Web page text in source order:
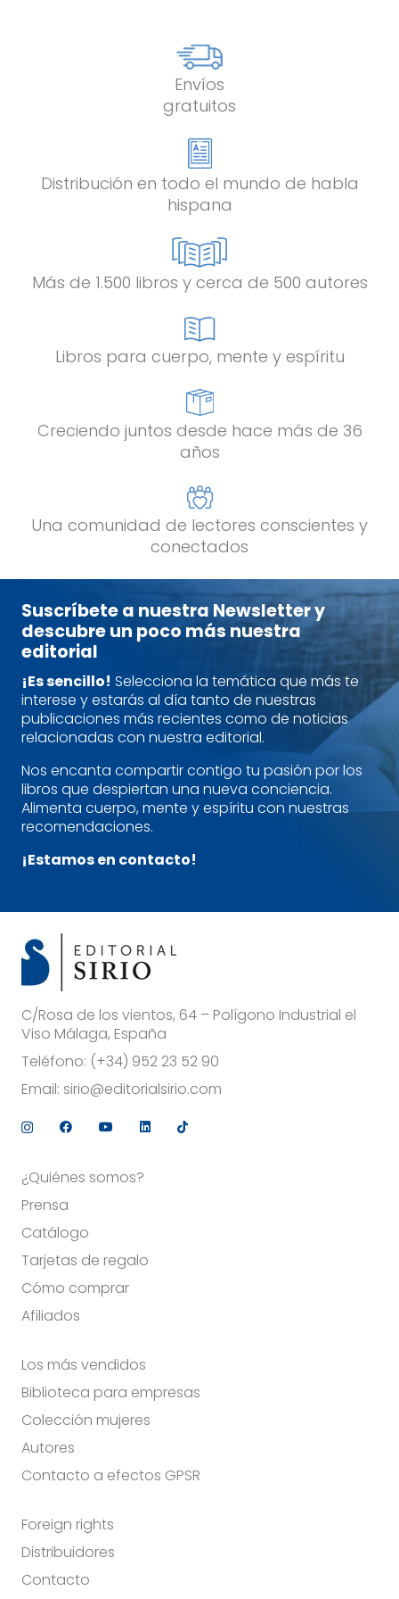
Envíos
gratuitos
Distribución en todo el mundo de habla
hispana
Más de 1.500 libros y cerca de 500 autores
Libros para cuerpo, mente y espíritu
Creciendo juntos desde hace más de 36
años
Una comunidad de lectores conscientes y
conectados
Suscríbete a nuestra Newsletter y
descubre un poco más nuestra
editorial
¡Es sencillo! Selecciona la temática que más te
interese y estarás al día tanto de nuestras
publicaciones más recientes como de noticias
relacionadas con nuestra editorial.
Nos encanta compartir contigo tu pasión por los
libros que despiertan una nueva conciencia.
Alimenta cuerpo, mente y espíritu con nuestras
recomendaciones.
¡Estamos en contacto!
C/Rosa de los vientos, 64 – Polígono Industrial el
Viso Málaga, España
Teléfono: (+34) 952 23 52 90
Email: sirio@editorialsirio.com
¿Quiénes somos?
Prensa
Catálogo
Tarjetas de regalo
Cómo comprar
Afiliados
Los más vendidos
Biblioteca para empresas
Colección mujeres
Autores
Contacto a efectos GPSR
Foreign rights
Distribuidores
Contacto